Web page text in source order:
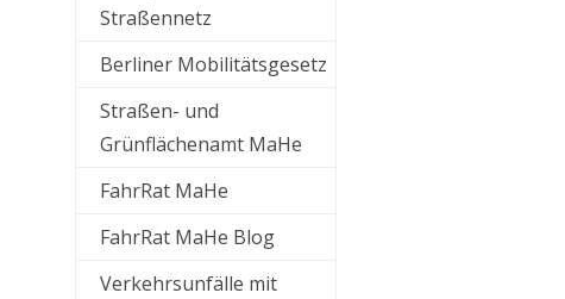
Straßennetz
Berliner Mobilitätsgesetz
Straßen- und
Grünflächenamt MaHe
FahrRat MaHe
FahrRat MaHe Blog
Verkehrsunfälle mit